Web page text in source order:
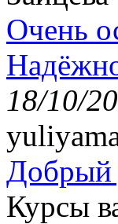
Очень
18/10/
Добрый
Курсы